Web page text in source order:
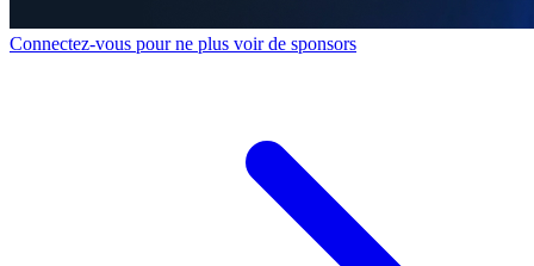
Connectez-vous pour ne plus voir de sponsors